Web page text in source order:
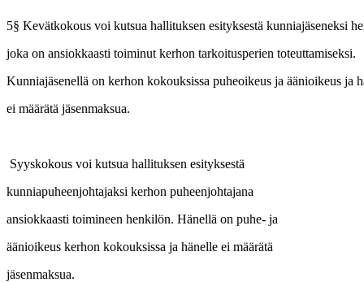
5§ Kevätkokous voi kutsua hallituksen esityksestä kunniajäseneksi
joka on ansiokkaasti toiminut kerhon tarkoitusperien toteuttamiseksi.
Kunniajäsenellä on kerhon kokouksissa puheoikeus ja äänioikeus ja
ei määrätä jäsenmaksua.
Syyskokous voi kutsua hallituksen esityksestä
kunniapuheenjohtajaksi kerhon puheenjohtajana
ansiokkaasti toimineen henkilön. Hänellä on puhe- ja
äänioikeus kerhon kokouksissa ja hänelle ei määrätä
jäsenmaksua.